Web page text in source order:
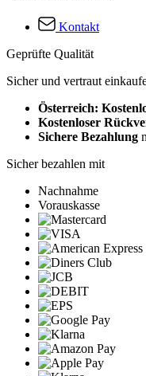
Kontakt
Geprüfte Qualität
Sicher und vertraut
Österreich:
Kostenloser
Sichere Bezahlung
Sicher bezahlen mit
Nachnahme
Vorauskasse